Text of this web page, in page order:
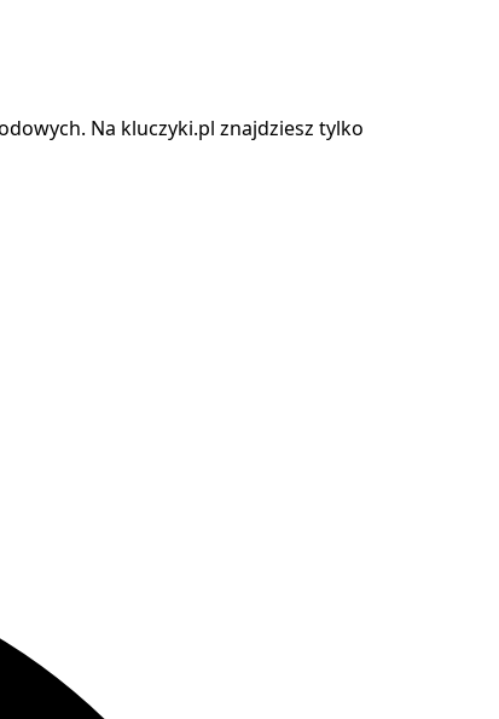
Na kluczyki.pl znajdziesz tylko